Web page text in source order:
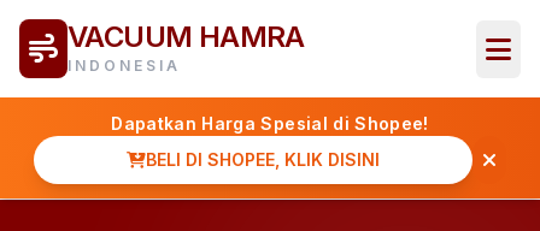
VACUUM HAMRA
INDONESIA
Dapatkan Harga Spesial di Shopee!
BELI DI SHOPEE, KLIK DISINI